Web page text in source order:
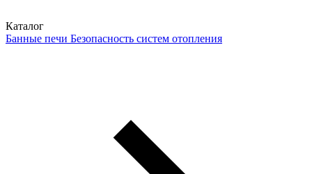
Каталог
Банные печи Безопасность систем отопления